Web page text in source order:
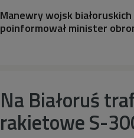
Manewry wojsk
poinformował minister
Na Białoruś
rakietowe S-